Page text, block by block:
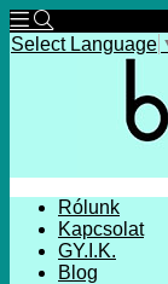
Select Language
Rólunk
Kapcsolat
GY.I.K.
Blog